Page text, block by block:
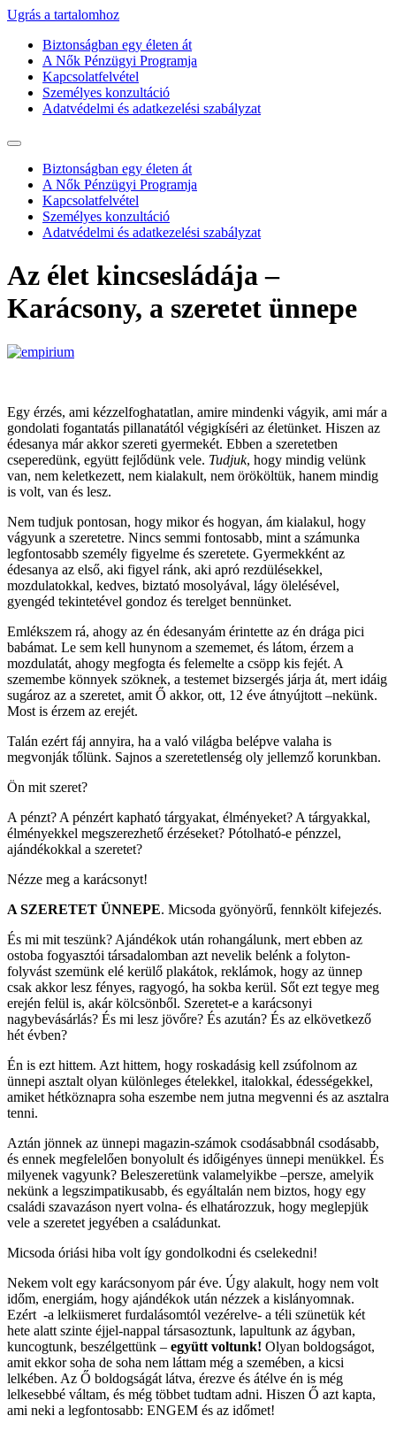
Ugrás a tartalomhoz
Biztonságban egy életen át
A Nők Pénzügyi Programja
Kapcsolatfelvétel
Személyes konzultáció
Adatvédelmi és adatkezelési szabályzat
Biztonságban egy életen át
A Nők Pénzügyi Programja
Kapcsolatfelvétel
Személyes konzultáció
Adatvédelmi és adatkezelési szabályzat
Az élet kincsesládája –
Karácsony, a szeretet ünnepe
Egy érzés, ami kézzelfoghatatlan, amire mindenki vágyik, ami már a
gondolati fogantatás pillanatától végigkíséri az életünket. Hiszen az
édesanya már akkor szereti gyermekét. Ebben a szeretetben
cseperedünk, együtt fejlődünk vele. Tudjuk, hogy mindig velünk
van, nem keletkezett, nem kialakult, nem örököltük, hanem mindig
is volt, van és lesz.
Nem tudjuk pontosan, hogy mikor és hogyan, ám kialakul, hogy
vágyunk a szeretetre. Nincs semmi fontosabb, mint a számunka
legfontosabb személy figyelme és szeretete. Gyermekként az
édesanya az első, aki figyel ránk, aki apró rezdülésekkel,
mozdulatokkal, kedves, biztató mosolyával, lágy ölelésével,
gyengéd tekintetével gondoz és terelget bennünket.
Emlékszem rá, ahogy az én édesanyám érintette az én drága pici
babámat. Le sem kell hunynom a szememet, és látom, érzem a
mozdulatát, ahogy megfogta és felemelte a csöpp kis fejét. A
szemembe könnyek szöknek, a testemet bizsergés járja át, mert idáig
sugároz az a szeretet, amit Ő akkor, ott, 12 éve átnyújtott –nekünk.
Most is érzem az erejét.
Talán ezért fáj annyira, ha a való világba belépve valaha is
megvonják tőlünk. Sajnos a szeretetlenség oly jellemző korunkban.
Ön mit szeret?
A pénzt? A pénzért kapható tárgyakat, élményeket? A tárgyakkal,
élményekkel megszerezhető érzéseket? Pótolható-e pénzzel,
ajándékokkal a szeretet?
Nézze meg a karácsonyt!
A SZERETET ÜNNEPE. Micsoda gyönyörű, fennkölt kifejezés.
És mi mit teszünk? Ajándékok után rohangálunk, mert ebben az
ostoba fogyasztói társadalomban azt nevelik belénk a folyton-
folyvást szemünk elé kerülő plakátok, reklámok, hogy az ünnep
csak akkor lesz fényes, ragyogó, ha sokba kerül. Sőt ezt tegye meg
erején felül is, akár kölcsönből. Szeretet-e a karácsonyi
nagybevásárlás? És mi lesz jövőre? És azután? És az elkövetkező
hét évben?
Én is ezt hittem. Azt hittem, hogy roskadásig kell zsúfolnom az
ünnepi asztalt olyan különleges ételekkel, italokkal, édességekkel,
amiket hétköznapra soha eszembe nem jutna megvenni és az asztalra
tenni.
Aztán jönnek az ünnepi magazin-számok csodásabbnál csodásabb,
és ennek megfelelően bonyolult és időigényes ünnepi menükkel. És
milyenek vagyunk? Beleszeretünk valamelyikbe –persze, amelyik
nekünk a legszimpatikusabb, és egyáltalán nem biztos, hogy egy
családi szavazáson nyert volna- és elhatározzuk, hogy meglepjük
vele a szeretet jegyében a családunkat.
Micsoda óriási hiba volt így gondolkodni és cselekedni!
Nekem volt egy karácsonyom pár éve. Úgy alakult, hogy nem volt
időm, energiám, hogy ajándékok után nézzek a kislányomnak.
Ezért -a lelkiismeret furdalásomtól vezérelve- a téli szünetük két
hete alatt szinte éjjel-nappal társasoztunk, lapultunk az ágyban,
kuncogtunk, beszélgettünk – együtt voltunk! Olyan boldogságot,
amit ekkor soha de soha nem láttam még a szemében, a kicsi
lelkében. Az Ő boldogságát látva, érezve és átélve én is még
lelkesebbé váltam, és még többet tudtam adni. Hiszen Ő azt kapta,
ami neki a legfontosabb: ENGEM és az időmet!